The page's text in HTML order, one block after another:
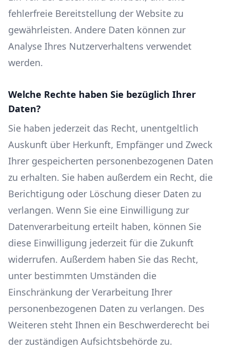
fehlerfreie Bereitstellung der Website zu
gewährleisten. Andere Daten können zur
Analyse Ihres Nutzerverhaltens verwendet
werden.
Welche Rechte haben Sie bezüglich Ihrer
Daten?
Sie haben jederzeit das Recht, unentgeltlich
Auskunft über Herkunft, Empfänger und Zweck
Ihrer gespeicherten personenbezogenen Daten
zu erhalten. Sie haben außerdem ein Recht, die
Berichtigung oder Löschung dieser Daten zu
verlangen. Wenn Sie eine Einwilligung zur
Datenverarbeitung erteilt haben, können Sie
diese Einwilligung jederzeit für die Zukunft
widerrufen. Außerdem haben Sie das Recht,
unter bestimmten Umständen die
Einschränkung der Verarbeitung Ihrer
personenbezogenen Daten zu verlangen. Des
Weiteren steht Ihnen ein Beschwerderecht bei
der zuständigen Aufsichtsbehörde zu.